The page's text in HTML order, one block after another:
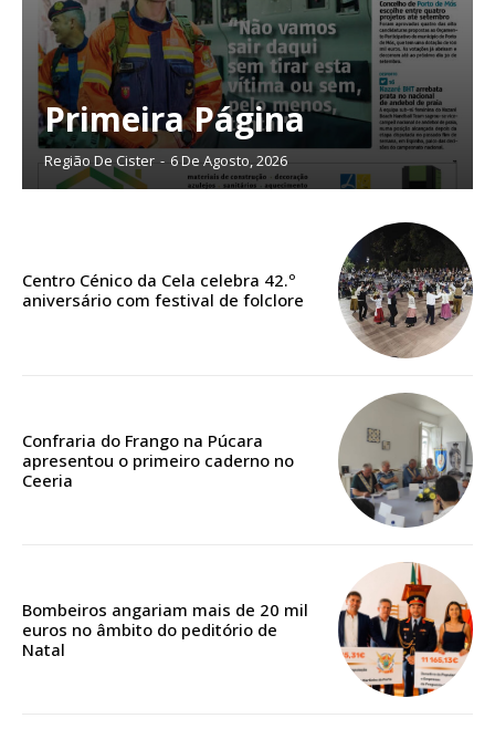
Planos de Assinatura
Faça-se assinante do Região de Cister e ajude-nos a manter este serviço
público!
Sendo assinante terá acesso a todos os conteúdos exclusivos e versões
12 meses
Primeira Página
Região De Cister - 6 De Agosto, 2026
Centro Cénico da Cela celebra 42.º
aniversário com festival de folclore
Confraria do Frango na Púcara
apresentou o primeiro caderno no
Ceeria
Bombeiros angariam mais de 20 mil
euros no âmbito do peditório de
Natal